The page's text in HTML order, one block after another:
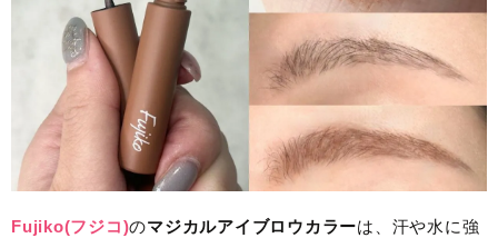
Fujiko(フジコ)のマジカルアイブロウカラーは、汗や水に強